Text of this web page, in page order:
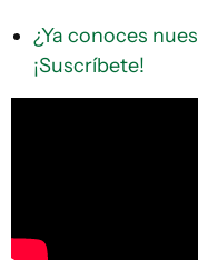
¿Ya conoces
¡Suscríbete!